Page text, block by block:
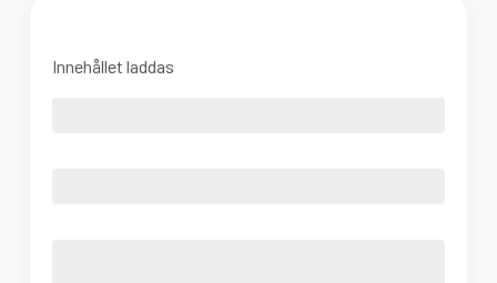
Innehållet laddas